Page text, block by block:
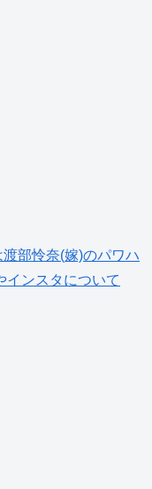
渡部怜奈(嫁)のパワハ
インスタについて